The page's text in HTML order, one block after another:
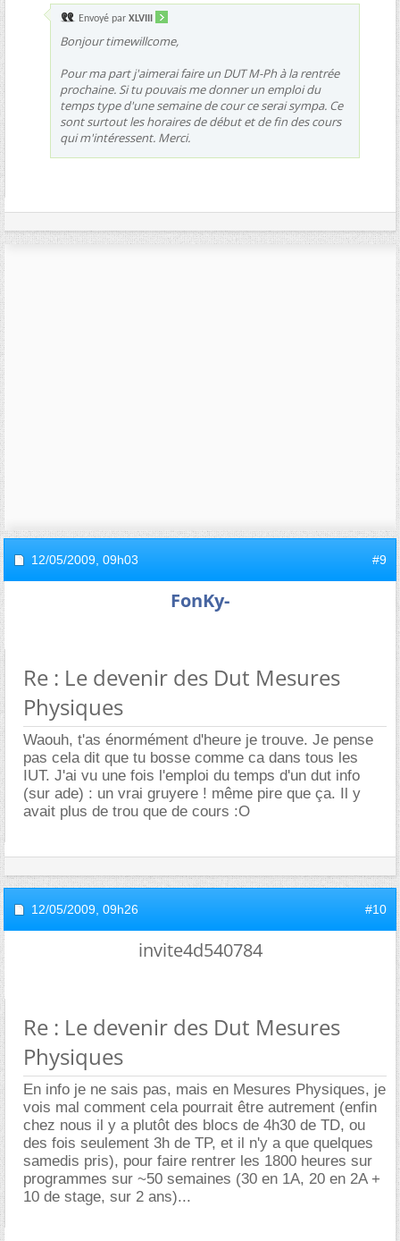
Envoyé par XLVIII
Bonjour timewillcome,
Pour ma part j'aimerai faire un DUT M-Ph à la rentrée
prochaine. Si tu pouvais me donner un emploi du
temps type d'une semaine de cour ce serai sympa. Ce
sont surtout les horaires de début et de fin des cours
qui m'intéressent. Merci.
12/05/2009, 09h03 #9
FonKy-
Re : Le devenir des Dut Mesures
Physiques
Waouh, t'as énormément d'heure je trouve. Je pense
pas cela dit que tu bosse comme ca dans tous les
IUT. J'ai vu une fois l'emploi du temps d'un dut info
(sur ade) : un vrai gruyere ! même pire que ça. Il y
avait plus de trou que de cours :O
12/05/2009, 09h26 #10
invite4d540784
Re : Le devenir des Dut Mesures
Physiques
En info je ne sais pas, mais en Mesures Physiques, je
vois mal comment cela pourrait être autrement (enfin
chez nous il y a plutôt des blocs de 4h30 de TD, ou
des fois seulement 3h de TP, et il n'y a que quelques
samedis pris), pour faire rentrer les 1800 heures sur
programmes sur ~50 semaines (30 en 1A, 20 en 2A +
10 de stage, sur 2 ans)...